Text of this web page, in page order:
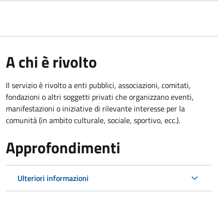
A chi è rivolto
Il servizio è rivolto a enti pubblici, associazioni, comitati,
fondazioni o altri soggetti privati che organizzano eventi,
manifestazioni o iniziative di rilevante interesse per la
comunità (in ambito culturale, sociale, sportivo, ecc.).
Approfondimenti
Ulteriori informazioni